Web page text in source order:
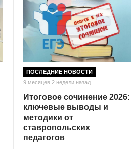
ПОСЛЕДНИЕ НОВОСТИ
9 месяцев 2 недели назад
Итоговое сочинение 2026:
ключевые выводы и
методики от
ставропольских
педагогов